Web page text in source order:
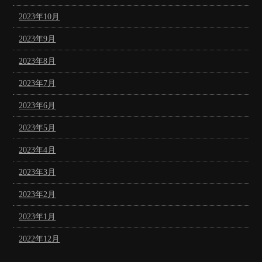
2023年10月
2023年9月
2023年8月
2023年7月
2023年6月
2023年5月
2023年4月
2023年3月
2023年2月
2023年1月
2022年12月